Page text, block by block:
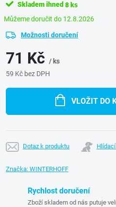
Skladem ihned 8 ks
12.8.2026
Možnosti doručení
71 Kč / ks
59 Kč bez DPH
VLOŽIT DO
Dotaz k produktu
Značka: WINTERHOFF
Rychlost doručení
Zboží skladem od nás putuje